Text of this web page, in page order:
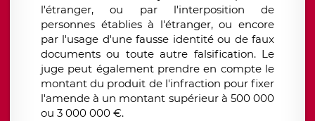
l'étranger, ou par l'interposition de
personnes établies à l'étranger, ou encore
par l'usage d'une fausse identité ou de faux
documents ou toute autre falsification. Le
juge peut également prendre en compte le
montant du produit de l'infraction pour fixer
l'amende à un montant supérieur à 500 000
ou 3 000 000 €.